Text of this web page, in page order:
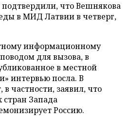
подтвердили, что Вешнякова
в МИД Латвии в четверг,
информационному
для вызова, в
в местной
интервью посла. В
частности, заявил, что
стран Запада
Россию.